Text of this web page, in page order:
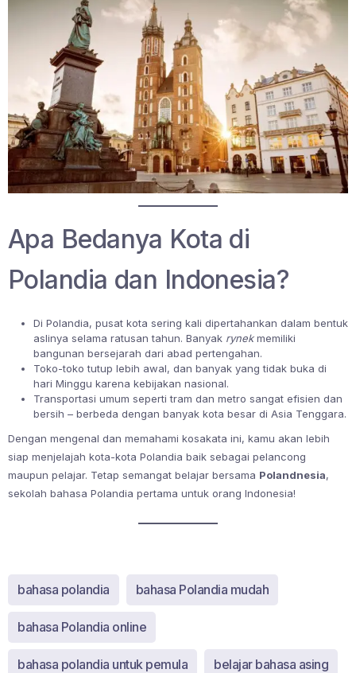
Apa Bedanya Kota di
Polandia dan Indonesia?
Di Polandia, pusat kota sering kali dipertahankan dalam bentuk
aslinya selama ratusan tahun. Banyak rynekmemiliki
bangunan bersejarah dari abad pertengahan.
Toko-toko tutup lebih awal, dan banyak yang tidak buka di
hari Minggu karena kebijakan nasional.
Transportasi umum seperti tram dan metro sangat efisien dan
bersih – berbeda dengan banyak kota besar di Asia Tenggara.
Dengan mengenal dan memahami kosakata ini, kamu akan lebih
siap menjelajah kota-kota Polandia baik sebagai pelancong
maupun pelajar. Tetap semangat belajar bersama Polandnesia,
sekolah bahasa Polandia pertama untuk orang Indonesia!
bahasa polandia bahasa Polandia mudah
bahasa Polandia online
bahasa polandia untuk pemula belajar bahasa asing